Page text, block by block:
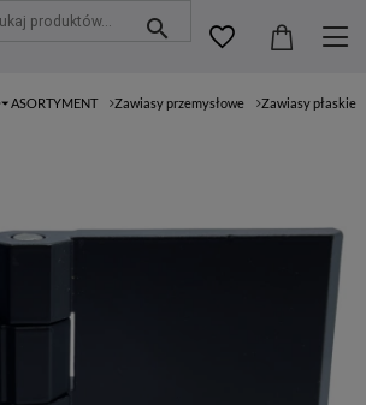
⏷ ASORTYMENT Zawiasy przemysłowe Zawiasy płaskie